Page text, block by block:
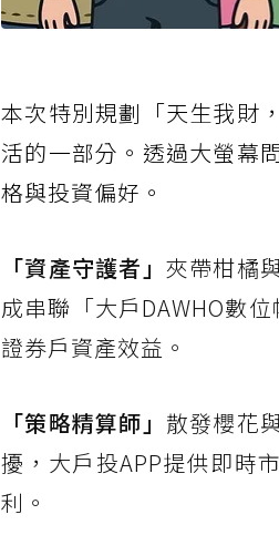
本次特別規劃「天生我財
活的一部分。透過大螢幕
格與投資偏好。
「資產守護者」 夾帶柑橘
成串聯「大戶DAWHO數
證券戶資產效益。
「策略精算師」 散發櫻花
擾，大戶投APP提供即時
利。